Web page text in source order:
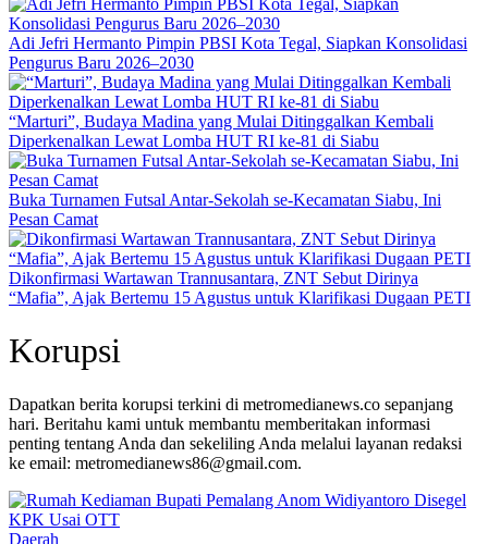
Adi Jefri Hermanto Pimpin PBSI Kota Tegal, Siapkan Konsolidasi
Pengurus Baru 2026–2030
“Marturi”, Budaya Madina yang Mulai Ditinggalkan Kembali
Diperkenalkan Lewat Lomba HUT RI ke-81 di Siabu
Buka Turnamen Futsal Antar-Sekolah se-Kecamatan Siabu, Ini
Pesan Camat
Dikonfirmasi Wartawan Trannusantara, ZNT Sebut Dirinya
“Mafia”, Ajak Bertemu 15 Agustus untuk Klarifikasi Dugaan PETI
Korupsi
Dapatkan berita korupsi terkini di metromedianews.co sepanjang
hari. Beritahu kami untuk membantu memberitakan informasi
penting tentang Anda dan sekeliling Anda melalui layanan redaksi
ke email: metromedianews86@gmail.com.
Daerah